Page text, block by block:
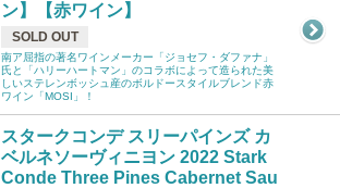
ン】【赤ワイン】
SOLD OUT
南ア屈指の著名ワインメーカー「ジョセフ・ダファナ」
氏と「ハリーハートマン」のコラボによって造られた美
しいステレンボッシュ産のボルドースタイルブレンド赤
ワイン「MOSI」！
スタークコンデ スリーパインズ カ
ベルネソーヴィニヨン 2022 Stark
Conde Three Pines Cabernet Sau